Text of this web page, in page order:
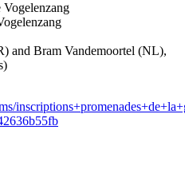
Vogelenzang
and Bram Vandemoortel (NL),